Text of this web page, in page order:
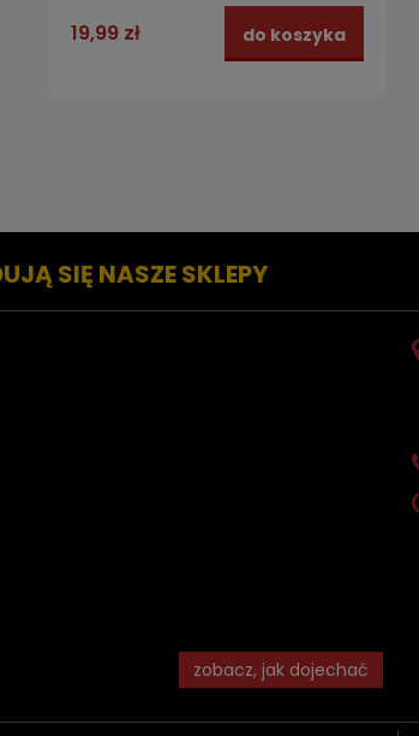
19,99 zł do koszyka
SIĘ NASZE SKLEPY
zobacz, jak dojechać